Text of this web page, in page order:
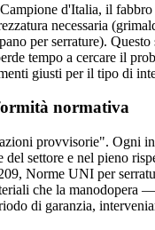
d'Italia, il fabbro
necessaria
per serrature).
tempo a cercare il
giusti per il tipo di
normativa
provvisorie". Ogni
del settore e nel pieno
Norme UNI per
che la manodopera
di garanzia,